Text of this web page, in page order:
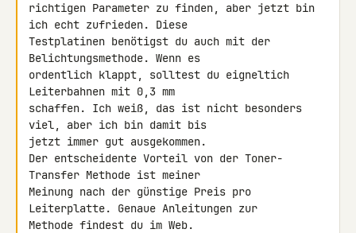
richtigen Parameter zu finden, aber jetzt bin
ich echt zufrieden. Diese
Testplatinen benötigst du auch mit der
Belichtungsmethode. Wenn es
ordentlich klappt, solltest du eigneltich
Leiterbahnen mit 0,3 mm
schaffen. Ich weiß, das ist nicht besonders
viel, aber ich bin damit bis
jetzt immer gut ausgekommen.
Der entscheidente Vorteil von der Toner-
Transfer Methode ist meiner
Meinung nach der günstige Preis pro
Leiterplatte. Genaue Anleitungen zur
Methode findest du im Web.